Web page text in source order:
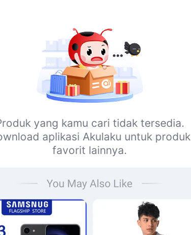
yang kamu cari tidak tersedia.
aplikasi Akulaku untuk produk
favorit lainnya.